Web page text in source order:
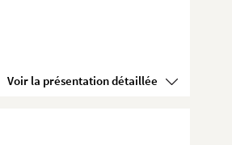
Voir la présentation détaillée